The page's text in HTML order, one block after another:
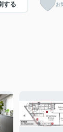
する お